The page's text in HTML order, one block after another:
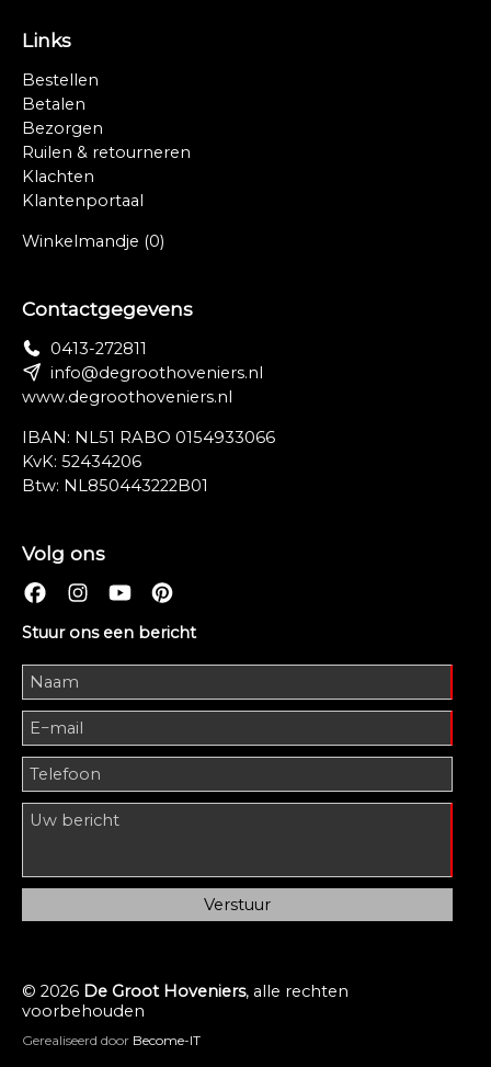
Links
Bestellen
Betalen
Bezorgen
Ruilen & retourneren
Klachten
Klantenportaal
Winkelmandje (0)
Contactgegevens
0413-272811
info@degroothoveniers.nl
www.degroothoveniers.nl
IBAN: NL51 RABO 0154933066
KvK: 52434206
Btw: NL850443222B01
Volg ons
Stuur ons een bericht
© 2026 De Groot Hoveniers, alle rechten
voorbehouden
Gerealiseerd door Become-IT